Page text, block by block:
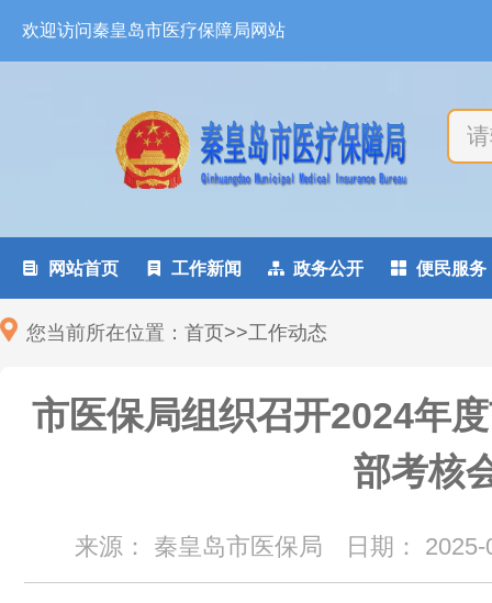
欢迎访问秦皇岛市医疗保障局网站
 网站首页  工作新闻  政务公开  便民服务
您当前所在位置： 首页>>工作动态
市医保局组织召开2024年
部考核
来源： 秦皇岛市医保局 日期：